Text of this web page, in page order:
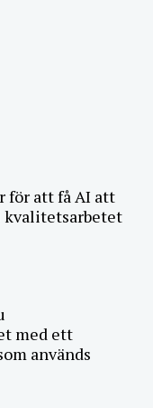
för att få AI att
med ett
används